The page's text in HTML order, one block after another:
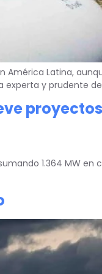
América Latina,
experta y prudente
1.364 MW en